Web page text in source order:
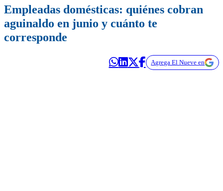
Empleadas domésticas: quiénes cobran
aguinaldo en junio y cuánto te
corresponde
Agrega El Nueve en